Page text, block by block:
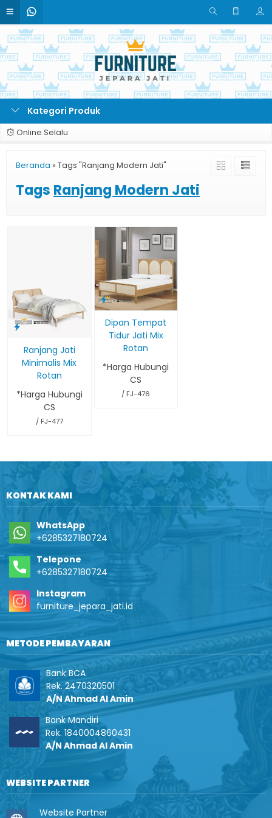
Kategori Produk
Online Selalu
Beranda » Tags "Ranjang Modern Jati"
Tags Ranjang Modern Jati
Ranjang Jati
Minimalis Mix
Rotan
*Harga Hubungi
CS
/ FJ-477
Dipan Tempat
Tidur Jati Mix
Rotan
*Harga Hubungi
CS
/ FJ-476
KONTAK KAMI
WhatsApp
+6285327180724
Telepone
+6285327180724
Instagram
furniture_jepara_jati.id
METODE PEMBAYARAN
Bank BCA
Rek. 2470320501
A/N Ahmad Al Amin
Bank Mandiri
Rek. 1840004860431
A/N Ahmad Al Amin
WEBSITE PARTNER
Website Partner